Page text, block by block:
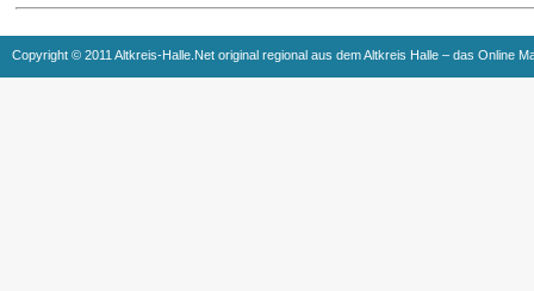
Copyright © 2011 Altkreis-Halle.Net original regional aus dem Altkreis Halle – das Online